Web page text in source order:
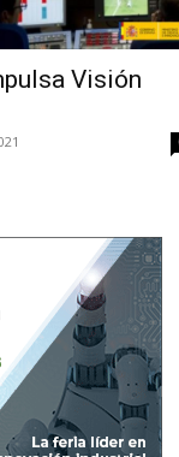
Visión